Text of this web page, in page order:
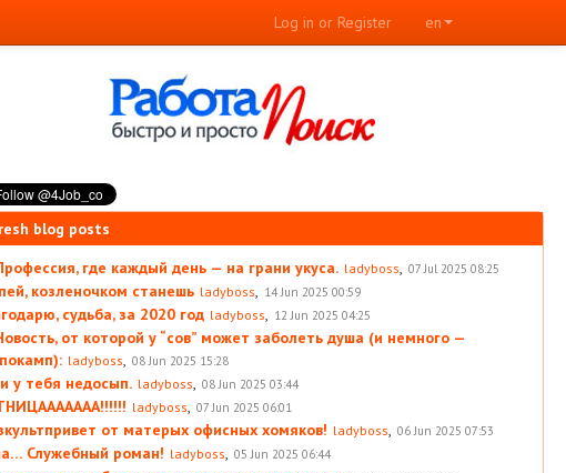
en
Log in or Register
blog posts
где каждый день — на грани укуса. ladyboss, 07 Jul 2025 08:25
козленочком станешь ladyboss, 14 Jun 2025 00:59
судьба, за 2020 год ladyboss, 12 Jun 2025 04:25
от которой у “сов” может заболеть душа (и немного —
ladyboss, 08 Jun 2025 15:28
у тебя недосып. ladyboss, 08 Jun 2025 03:44
ladyboss, 07 Jun 2025 06:01
от матерых офисных хомяков! ladyboss, 06 Jun 2025 07:53
Служебный роман! ladyboss, 05 Jun 2025 06:44